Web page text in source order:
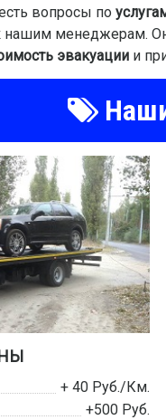
вопросы по
нашим менеджерам.
эвакуации и
+ 40 Руб./Км.
+500 Руб.